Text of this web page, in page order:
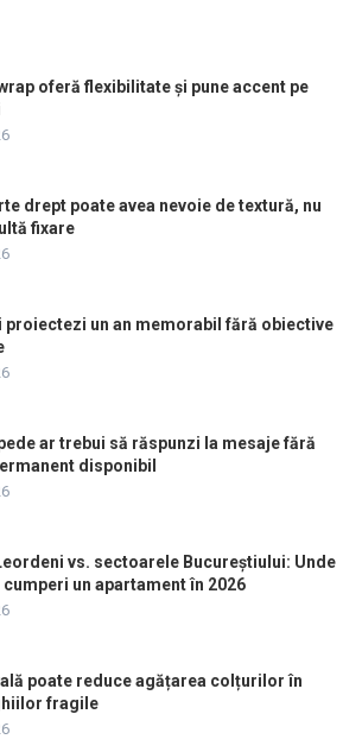
oferă flexibilitate și pune accent pe
drept poate avea nevoie de textură, nu
fixare
proiectezi un an memorabil fără obiective
ar trebui să răspunzi la mesaje fără
disponibil
vs. sectoarele Bucureștiului: Unde
un apartament în 2026
poate reduce agățarea colțurilor în
fragile